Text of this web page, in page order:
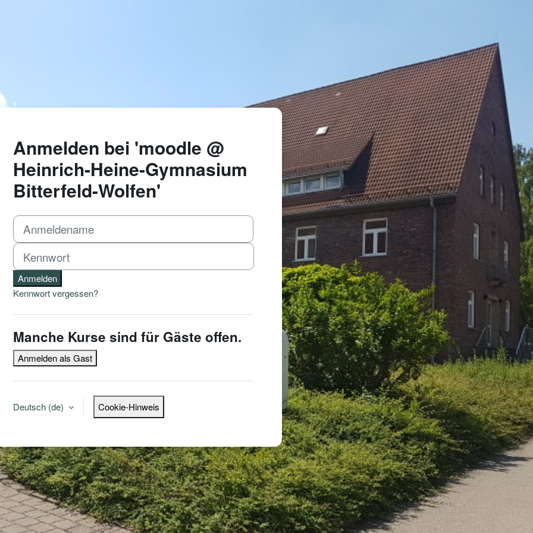
Anmelden bei 'moodle @
Heinrich-Heine-Gymnasium
Bitterfeld-Wolfen'
Anmeldename
Kennwort
Anmelden
Kennwort vergessen?
Manche Kurse sind für Gäste offen.
Anmelden als Gast
Deutsch ‎(de)‎ Cookie-Hinweis